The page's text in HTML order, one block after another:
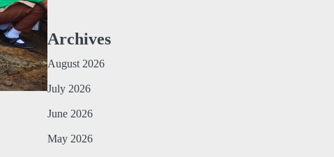
Archives
August 2026
July 2026
June 2026
May 2026